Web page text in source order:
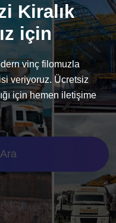
Kiralık
için
vinç filomuzla
veriyoruz. Ücretsiz
için hemen iletişime